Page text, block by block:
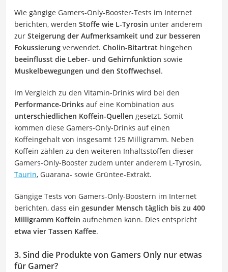
Wie gängige Gamers-Only-Booster-Tests im Internet
berichten, werden Stoffe wie L-Tyrosin unter anderem
zur Steigerung der Aufmerksamkeit und zur besseren
Fokussierung verwendet. Cholin-Bitartrat hingehen
beeinflusst die Leber- und Gehirnfunktion sowie
Muskelbewegungen und den Stoffwechsel.
Im Vergleich zu den Vitamin-Drinks wird bei den
Performance-Drinks auf eine Kombination aus
unterschiedlichen Koffein-Quellen gesetzt. Somit
kommen diese Gamers-Only-Drinks auf einen
Koffeingehalt von insgesamt 125 Milligramm. Neben
Koffein zählen zu den weiteren Inhaltsstoffen dieser
Gamers-Only-Booster zudem unter anderem L-Tyrosin,
Taurin, Guarana- sowie Grüntee-Extrakt.
Gängige Tests von Gamers-Only-Boostern im Internet
berichten, dass ein gesunder Mensch täglich bis zu 400
Milligramm Koffein aufnehmen kann. Dies entspricht
etwa vier Tassen Kaffee.
3. Sind die Produkte von Gamers Only nur etwas
für Gamer?